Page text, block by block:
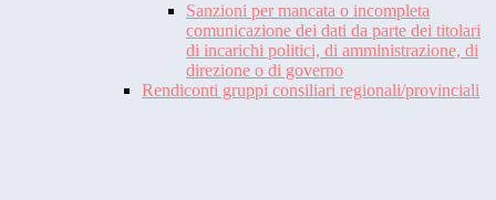
Sanzioni per mancata o incompleta
comunicazione dei dati da parte dei titolari
di incarichi politici, di amministrazione, di
direzione o di governo
Rendiconti gruppi consiliari regionali/provinciali